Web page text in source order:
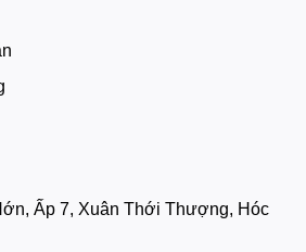
Ấp 7, Xuân Thới Thượng, Hóc